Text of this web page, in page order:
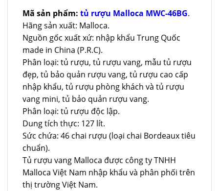
Mã sản phẩm: tủ rượu Malloca MWC-46BG.
Hãng sản xuất: Malloca.
Nguồn gốc xuất xứ: nhập khẩu Trung Quốc
made in China (P.R.C).
Phân loại: tủ rượu, tủ rượu vang, mẫu tủ rượu
đẹp, tủ bảo quản rượu vang, tủ rượu cao cấp
nhập khẩu, tủ rượu phòng khách và tủ rượu
vang mini, tủ bảo quản rượu vang.
Phân loại: tủ rượu độc lập.
Dung tích thực: 127 lít.
Sức chứa: 46 chai rượu (loại chai Bordeaux tiêu
chuẩn).
Tủ rượu vang Malloca được công ty TNHH
Malloca Việt Nam nhập khẩu và phân phối trên
thị trường Việt Nam.